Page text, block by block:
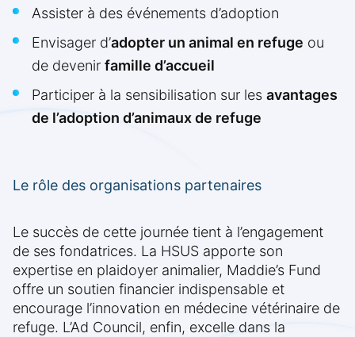
Assister à des événements d’adoption
Envisager d’adopter un animal en refuge ou
de devenir famille d’accueil
Participer à la sensibilisation sur les avantages
de l’adoption d’animaux de refuge
Le rôle des organisations partenaires
Le succès de cette journée tient à l’engagement
de ses fondatrices. La HSUS apporte son
expertise en plaidoyer animalier, Maddie’s Fund
offre un soutien financier indispensable et
encourage l’innovation en médecine vétérinaire de
refuge. L’Ad Council, enfin, excelle dans la